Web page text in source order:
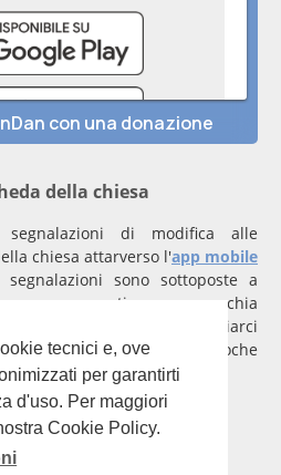
tecnici e, ove
per garantirti
d'uso. Per maggiori
Cookie Policy.
della chiesa
di modifica alle
chiesa attarverso l'app mobile
sono sottoposte a
rappresenti una parrocchia
verificato per inviarci
che saranno gestite entro poche
ainfo@dindondan.app